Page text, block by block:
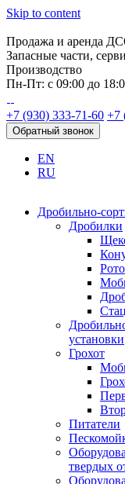
Skip to content
Продажа и аренда
Запасные части,
Производство
Пн-Пт: с 09:00 до
+7 (930) 333-71-60 +7
Обратный звонок
EN
RU
Дробильно-
Дробилки
установки
Грохот
Питатели
твердых